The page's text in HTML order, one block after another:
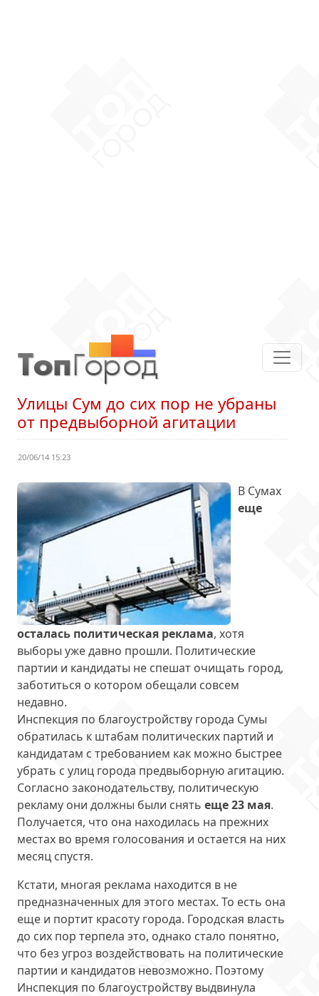
Улицы Сум до сих пор не убраны
от предвыборной агитации
20/06/14 15:23
В Сумах
еще
осталась политическая реклама, хотя
выборы уже давно прошли. Политические
партии и кандидаты не спешат очищать город,
заботиться о котором обещали совсем
недавно.
Инспекция по благоустройству города Сумы
обратилась к штабам политических партий и
кандидатам с требованием как можно быстрее
убрать с улиц города предвыборную агитацию.
Согласно законодательству, политическую
рекламу они должны были снять еще 23 мая.
Получается, что она находилась на прежних
местах во время голосования и остается на них
месяц спустя.
Кстати, многая реклама находится в не
предназначенных для этого местах. То есть она
еще и портит красоту города. Городская власть
до сих пор терпела это, однако стало понятно,
что без угроз воздействовать на политические
партии и кандидатов невозможно. Поэтому
Инспекция по благоустройству выдвинула